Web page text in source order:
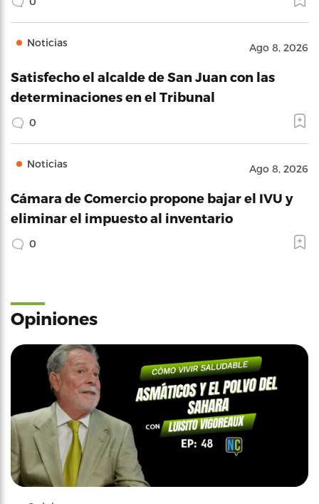
Noticias Ago 8, 2026
Satisfecho el alcalde de San Juan con las
determinaciones en el Tribunal
0
Noticias Ago 8, 2026
Cámara de Comercio propone bajar el IVU y
eliminar el impuesto al inventario
0
Opiniones